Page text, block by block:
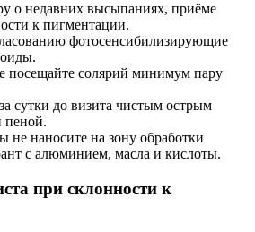
о недавних высыпаниях, приёме
к пигментации.
фотосенсибилизирующие
посещайте солярий минимум пару
сутки до визита чистым острым
пеной.
не наносите на зону обработки
с алюминием, масла и кислоты.
при склонности к